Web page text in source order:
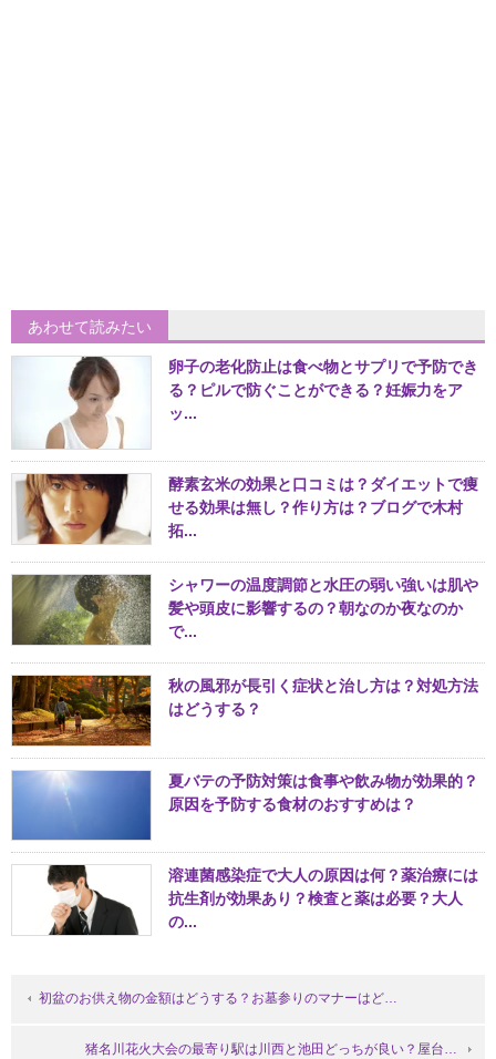
あわせて読みたい
卵子の老化防止は食べ物とサプリで予防でき
る？ピルで防ぐことができる？妊娠力をア
ッ...
酵素玄米の効果と口コミは？ダイエットで痩
せる効果は無し？作り方は？ブログで木村
拓...
シャワーの温度調節と水圧の弱い強いは肌や
髪や頭皮に影響するの？朝なのか夜なのか
で...
秋の風邪が長引く症状と治し方は？対処方法
はどうする？
夏バテの予防対策は食事や飲み物が効果的？
原因を予防する食材のおすすめは？
溶連菌感染症で大人の原因は何？薬治療には
抗生剤が効果あり？検査と薬は必要？大人
の...
初盆のお供え物の金額はどうする？お墓参りのマナーはど…
猪名川花火大会の最寄り駅は川西と池田どっちが良い？屋台…